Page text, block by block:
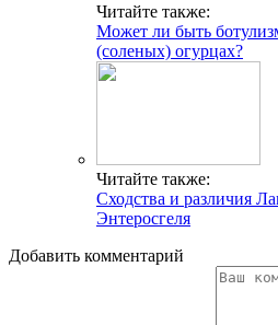
Читайте также:
Может ли быть
(соленых) огурцах?
Читайте также:
Сходства и различия
Энтеросгеля
Добавить комментарий